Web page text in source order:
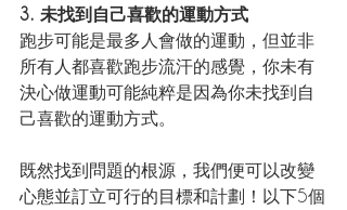
3. 未找到自己喜歡的運動方式
跑步可能是最多人會做的運動，但並非
所有人都喜歡跑步流汗的感覺，你未有
決心做運動可能純粹是因為你未找到自
己喜歡的運動方式。
既然找到問題的根源，我們便可以改變
心態並訂立可行的目標和計劃！以下5個